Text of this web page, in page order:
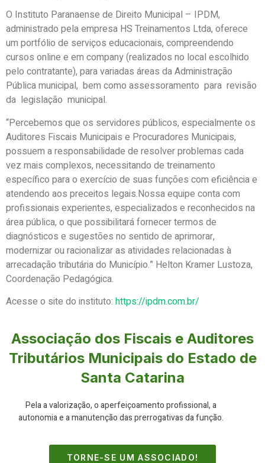
O Instituto Paranaense de Direito Municipal – IPDM,
administrado pela empresa HS Treinamentos Ltda, oferece
um portfólio de serviços educacionais, compreendendo
cursos online e em company (realizados no local escolhido
pelo contratante), para variadas áreas da Administração
Pública municipal, bem como assessoramento para revisão
da legislação municipal.
“Percebemos que os servidores públicos, especialmente os
Auditores Fiscais Municipais e Procuradores Municipais,
possuem a responsabilidade de resolver problemas cada
vez mais complexos, necessitando de treinamento
específico para o exercício de suas funções com eficiência e
atendendo aos preceitos legais.Nossa equipe conta com
profissionais experientes, especializados e reconhecidos na
área pública, o que possibilitará fornecer termos de
diagnósticos e sugestões no sentido de aprimorar,
modernizar ou racionalizar as atividades relacionadas à
arrecadação tributária do Município.” Helton Kramer Lustoza,
Coordenação Pedagógica.
Acesse o site do instituto: https://ipdm.com.br/
Associação dos Fiscais e Auditores
Tributários Municipais do Estado de
Santa Catarina
Pela a valorização, o aperfeiçoamento profissional, a
autonomia e a manutenção das prerrogativas da função.
TORNE-SE UM ASSOCIADO!